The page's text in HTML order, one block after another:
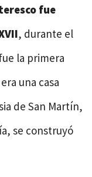
fue
, durante el
la primera
una casa
de San Martín,
se construyó